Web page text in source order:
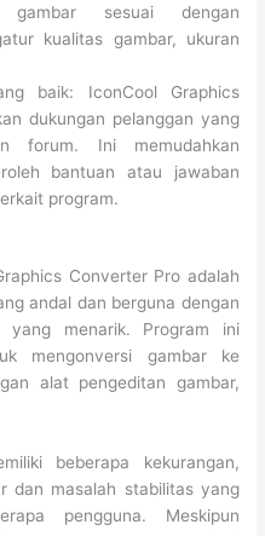
gambar sesuai dengan
kualitas gambar, ukuran
baik: IconCool Graphics
dukungan pelanggan yang
forum. Ini memudahkan
bantuan atau jawaban
program.
Converter Pro adalah
andal dan berguna dengan
yang menarik. Program ini
mengonversi gambar ke
alat pengeditan gambar,
beberapa kekurangan,
dan masalah stabilitas yang
pengguna. Meskipun